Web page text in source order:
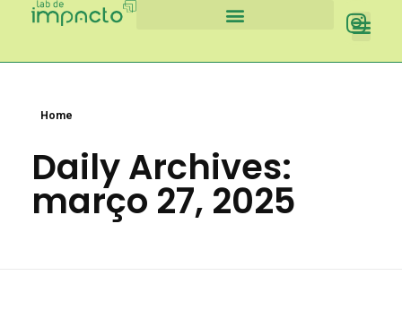
Home
Daily Archives:
março 27, 2025